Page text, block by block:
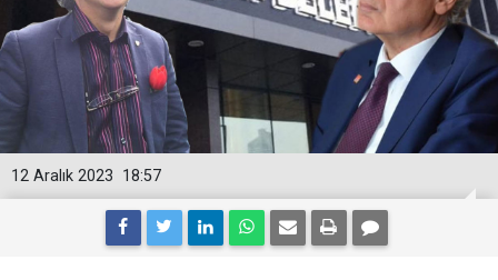
18:57
12 Aralık 2023